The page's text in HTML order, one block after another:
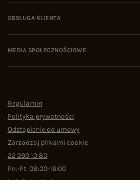
OBSŁUGA KLIENTA
MEDIA SPOŁECZNOŚCIOWE
Regulamin
Polityka prywatności
Odstąpienie od umowy
Zarządzaj plikami cookie
22 290 10 80
Pn.-Pt. 08:00-16:00